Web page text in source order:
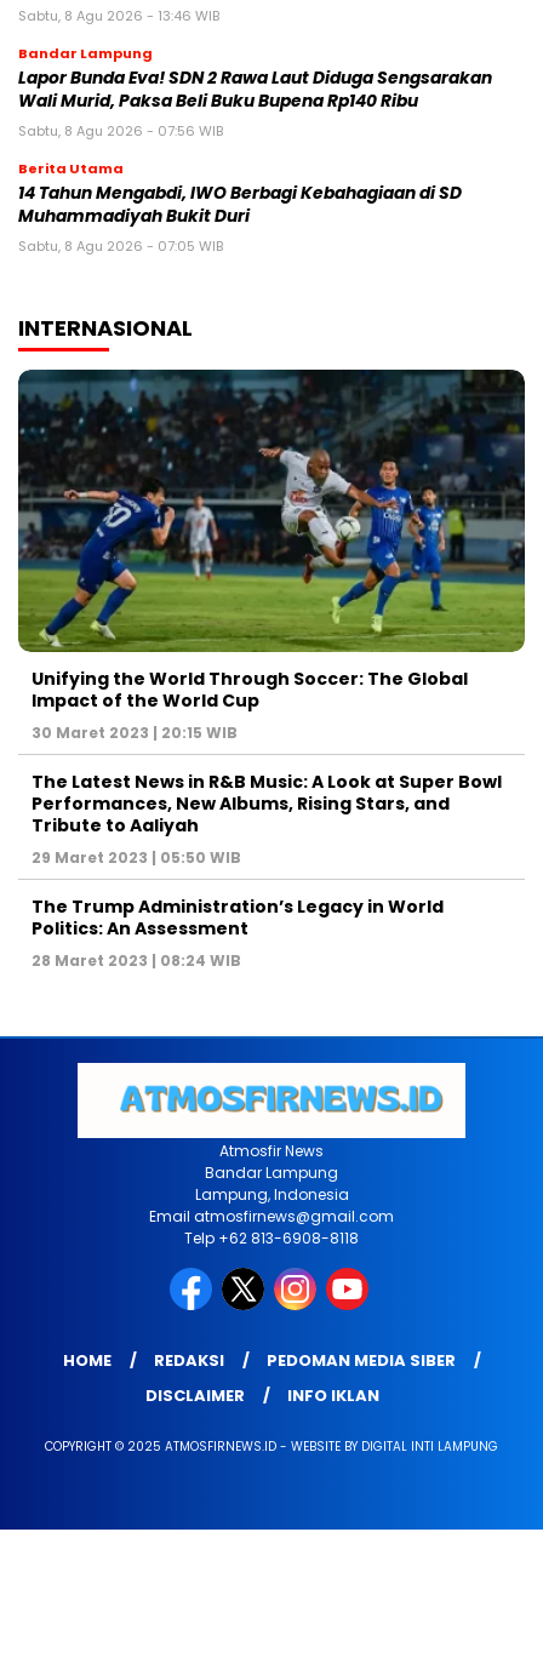
Sabtu, 8 Agu 2026 - 13:46 WIB
Bandar Lampung
Lapor Bunda Eva! SDN 2 Rawa Laut Diduga Sengsarakan
Wali Murid, Paksa Beli Buku Bupena Rp140 Ribu
Sabtu, 8 Agu 2026 - 07:56 WIB
Berita Utama
14 Tahun Mengabdi, IWO Berbagi Kebahagiaan di SD
Muhammadiyah Bukit Duri
Sabtu, 8 Agu 2026 - 07:05 WIB
INTERNASIONAL
Unifying the World Through Soccer: The Global
Impact of the World Cup
30 Maret 2023 | 20:15 WIB
The Latest News in R&B Music: A Look at Super Bowl
Performances, New Albums, Rising Stars, and
Tribute to Aaliyah
29 Maret 2023 | 05:50 WIB
The Trump Administration’s Legacy in World
Politics: An Assessment
28 Maret 2023 | 08:24 WIB
Atmosfir News
Bandar Lampung
Lampung, Indonesia
Email atmosfirnews@gmail.com
Telp +62 813-6908-8118
HOME REDAKSI
PEDOMAN MEDIA SIBER
DISCLAIMER
INFO IKLAN
COPYRIGHT © 2025 ATMOSFIRNEWS.ID - WEBSITE BY DIGITAL INTI LAMPUNG